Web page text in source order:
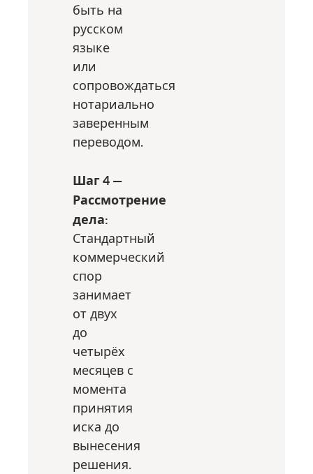
быть на
русском
языке
или
сопровождаться
нотариально
заверенным
переводом.
Шаг 4 —
Рассмотрение
дела:
Стандартный
коммерческий
спор
занимает
от двух
до
четырёх
месяцев с
момента
принятия
иска до
вынесения
решения.